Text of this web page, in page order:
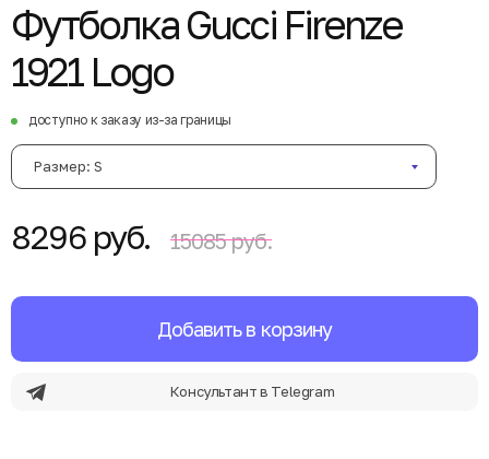
Футболка Gucci Firenze
1921 Logo
доступно к заказу из-за границы
Размер: S
8296 руб. 15085 руб.
Добавить в корзину
Консультант в Telegram